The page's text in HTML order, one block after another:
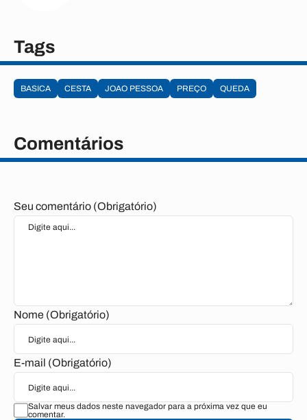
Tags
BASICA CESTA JOAO PESSOA PREÇO QUEDA
Comentários
Seu comentário (Obrigatório)
Nome (Obrigatório)
E-mail (Obrigatório)
Salvar meus dados neste navegador para a próxima vez que eu
comentar.